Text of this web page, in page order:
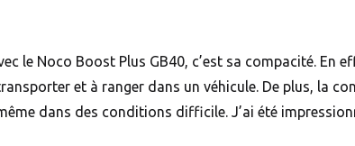
le Noco Boost Plus GB40, c’est sa compacité. En
et à ranger dans un véhicule. De plus, la
dans des conditions difficile. J’ai été